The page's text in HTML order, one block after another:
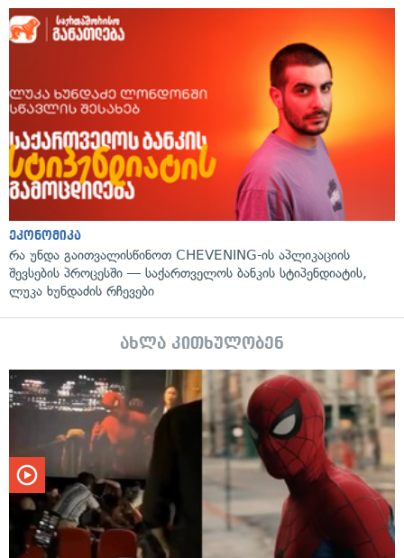
ეკონომიკა
რა უნდა გაითვალისწინოთ CHEVENING-ის აპლიკაციის
შევსების პროცესში — საქართველოს ბანკის სტიპენდიატის,
ლუკა ხუნდაძის რჩევები
ახლა კითხულობენ